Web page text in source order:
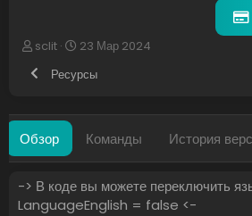
А
т
sclit
Д
т
н
и
23 Мар 2024
Ресурсы
Обзор Команды История
-> В коде вы можете переключить
LanguageEnglish = false <-